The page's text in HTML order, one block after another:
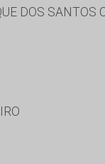
DOS